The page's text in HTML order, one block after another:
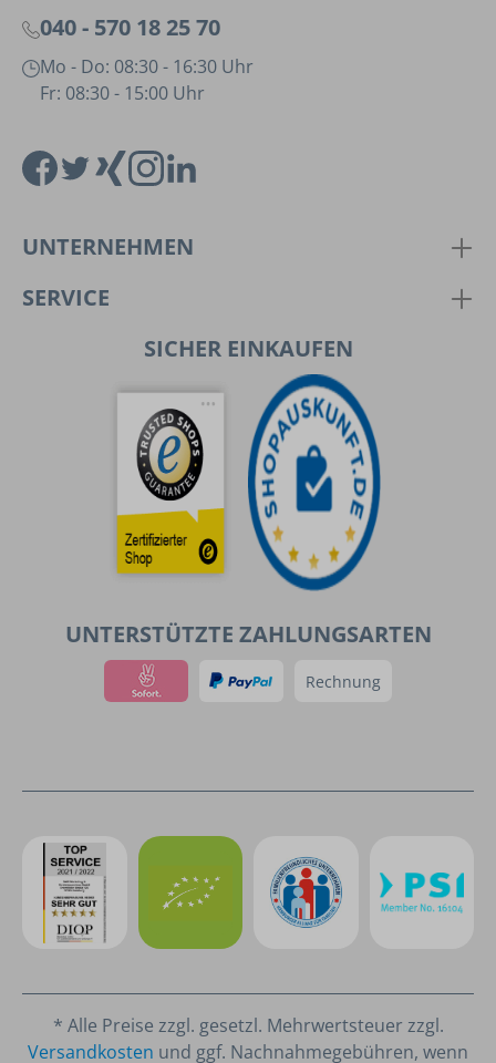
040 - 570 18 25 70
Mo - Do: 08:30 - 16:30 Uhr
Fr: 08:30 - 15:00 Uhr
UNTERNEHMEN
SERVICE
SICHER EINKAUFEN
UNTERSTÜTZTE ZAHLUNGSARTEN
Rechnung
* Alle Preise zzgl. gesetzl. Mehrwertsteuer zzgl.
Versandkosten und ggf. Nachnahmegebühren, wenn